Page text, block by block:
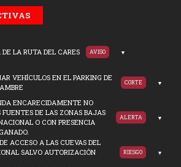
DE LA RUTA DEL CARES AVISO
VEHÍCULOS EN EL PARKING DE
CORTE
ENCARECIDAMENTE NO
FUENTES DE LAS ZONAS BAJAS
O CON PRESENCIA
ALERTA
ACCESO A LAS CUEVAS DEL
SALVO AUTORIZACIÓN
RIESGO